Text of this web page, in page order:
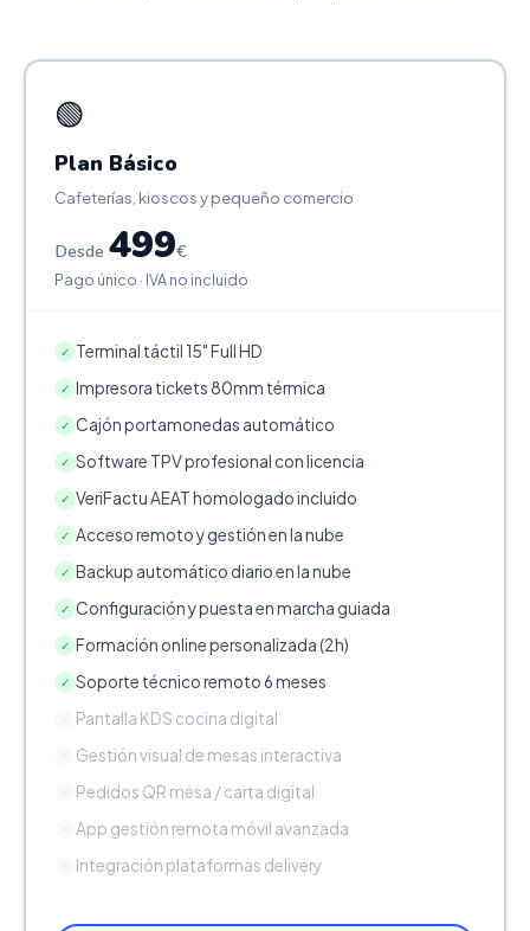
🟢
Plan Básico
Cafeterías, kioscos y pequeño comercio
Desde 499€
Pago único · IVA no incluido
✓ Terminal táctil 15" Full HD
✓ Impresora tickets 80mm térmica
✓ Cajón portamonedas automático
✓ Software TPV profesional con licencia
✓ VeriFactu AEAT homologado incluido
✓ Acceso remoto y gestión en la nube
✓ Backup automático diario en la nube
✓ Configuración y puesta en marcha guiada
✓ Formación online personalizada (2h)
✓ Soporte técnico remoto 6 meses
Pantalla KDS cocina digital
Gestión visual de mesas interactiva
Pedidos QR mesa / carta digital
App gestión remota móvil avanzada
Integración plataformas delivery